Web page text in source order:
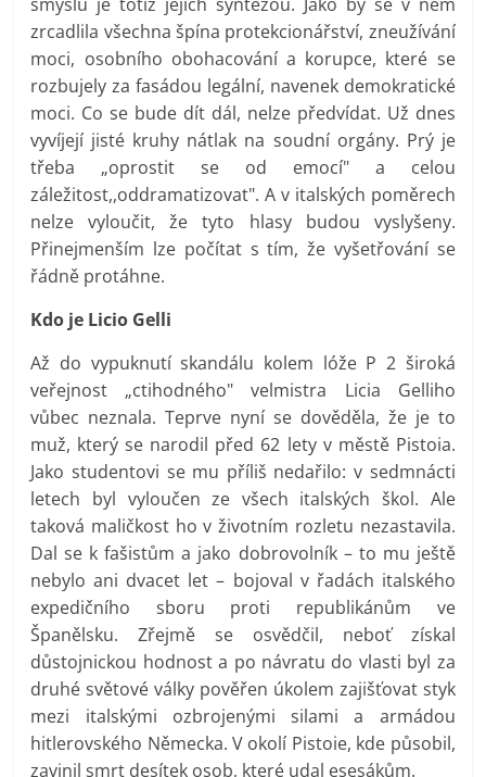
zrcadlila všechna špína protekcionářství, zneužívání
moci, osobního obohacování a korupce, které se
rozbujely za fasádou legální, navenek demokratické
moci. Co se bude dít dál, nelze předvídat. Už dnes
vyvíjejí jisté kruhy nátlak na soudní orgány. Prý je
třeba „oprostit se od emocí" a celou
záležitost,,oddramatizovat". A v italských poměrech
nelze vyloučit, že tyto hlasy budou vyslyšeny.
Přinejmenším lze počítat s tím, že vyšetřování se
řádně protáhne.
Kdo je Licio Gelli
Až do vypuknutí skandálu kolem lóže P 2 široká
veřejnost „ctihodného" velmistra Licia Gelliho
vůbec neznala. Teprve nyní se dověděla, že je to
muž, který se narodil před 62 lety v městě Pistoia.
Jako studentovi se mu příliš nedařilo: v sedmnácti
letech byl vyloučen ze všech italských škol. Ale
taková maličkost ho v životním rozletu nezastavila.
Dal se k fašistům a jako dobrovolník – to mu ještě
nebylo ani dvacet let – bojoval v řadách italského
expedičního sboru proti republikánům ve
Španělsku. Zřejmě se osvědčil, neboť získal
důstojnickou hodnost a po návratu do vlasti byl za
druhé světové války pověřen úkolem zajišťovat styk
mezi italskými ozbrojenými silami a armádou
hitlerovského Německa. V okolí Pistoie, kde působil,
zavinil smrt desítek osob, které udal esesákům.